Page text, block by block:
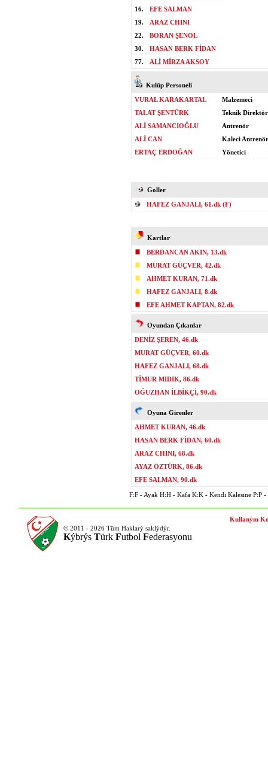
16.
EFE SALMAN
19.
ARAZ CHINI
22.
BORAN ŞENOL
30.
HASAN BERK FİDAN
77.
ALİ MİRZA AKSOY
Kulüp Personeli
VURAL KARAKARTAL
Malzemeci
TALAT ŞENTÜRK
Teknik Direktör
ALİ SAMANCIOĞLU
Antrenör
ALİ CAN
Kaleci
ERTAÇ ERDOĞAN
Yönetici
Goller
HAFEZ GANJALI, 61.dk (F)
Kartlar
BERDANCAN AKIN, 13.dk
MURAT GÜÇVER, 42.dk
AHMET KURAN, 71.dk
HAFEZ GANJALI, 8.dk
EFE AHMET KAPTAN, 82.dk
Oyundan Çıkanlar
DENİZ ŞEREN, 46.dk
MURAT GÜÇVER, 60.dk
HAFEZ GANJALI, 68.dk
TİMUR MIDIK, 86.dk
OĞUZHAN İLBİKÇİ, 90.dk
Oyuna Girenler
AHMET KURAN, 46.dk
HASAN BERK FİDAN, 60.dk
ARAZ CHINI, 68.dk
AYAZ ÖZTÜRK, 86.dk
EFE SALMAN, 90.dk
F:F - Ayak H:H - Kafa K:K - Kendi Kalesine P:P -
© 2011 - 2026 Tüm Haklarý saklýdýr.
Kýbrýs Türk Futbol Federasyonu
Kullaným